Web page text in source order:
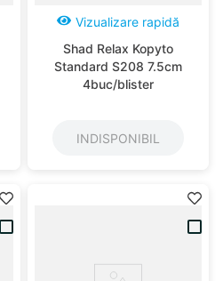
Vizualizare rapidă
Shad Relax Kopyto
Standard S208 7.5cm
4buc/blister
INDISPONIBIL